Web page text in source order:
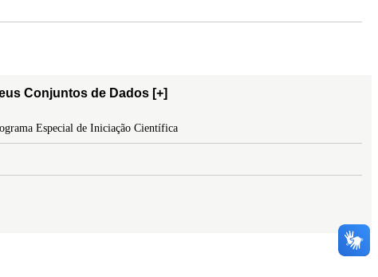
Conjuntos de Dados [+]
Especial de Iniciação Científica